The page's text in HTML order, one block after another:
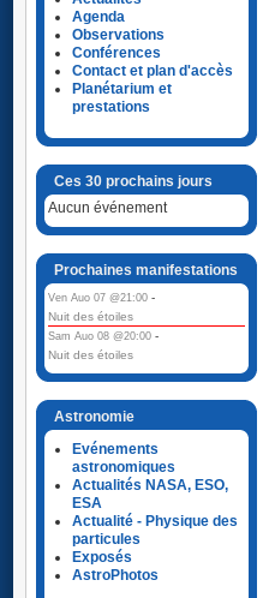
Agenda
Observations
Conférences
Contact et plan d'accès
Planétarium et
prestations
Ces 30 prochains jours
Aucun événement
Prochaines manifestations
Ven Auo 07 @21:00 -
Nuit des étoiles
Sam Auo 08 @20:00 -
Nuit des étoiles
Astronomie
Evénements
astronomiques
Actualités NASA, ESO,
ESA
Actualité - Physique des
particules
Exposés
AstroPhotos